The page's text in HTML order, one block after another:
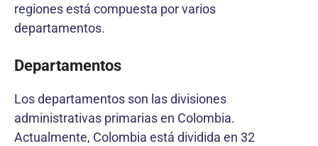
regiones está compuesta por varios
departamentos.
Departamentos
Los departamentos son las divisiones
administrativas primarias en Colombia.
Actualmente, Colombia está dividida en 32